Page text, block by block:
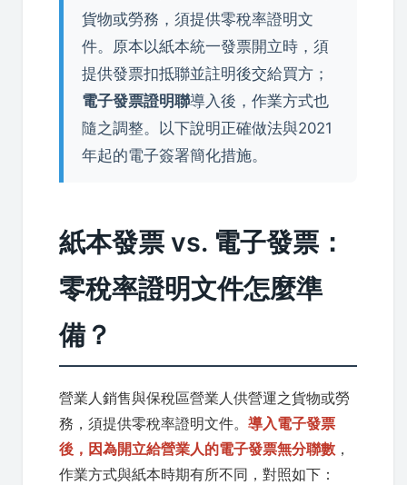
貨物或勞務，須提供零稅率證明文
件。原本以紙本統一發票開立時，須
提供發票扣抵聯並註明後交給買方；
電子發票證明聯導入後，作業方式也
隨之調整。以下說明正確做法與2021
年起的電子簽署簡化措施。
紙本發票 vs. 電子發票：
零稅率證明文件怎麼準
備？
營業人銷售與保稅區營業人供營運之貨物或勞
務，須提供零稅率證明文件。 導入電子發票
後，因為開立給營業人的電子發票無分聯數 ，
作業方式與紙本時期有所不同，對照如下：